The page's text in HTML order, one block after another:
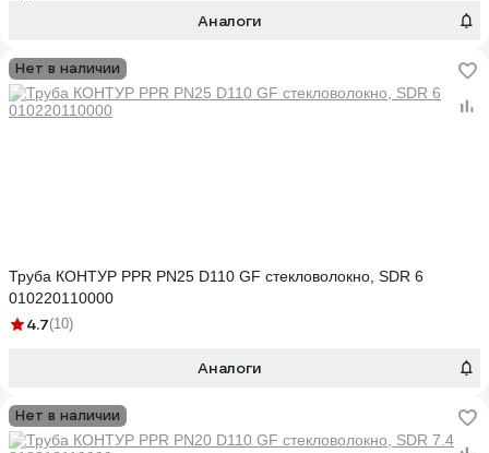
Аналоги
Нет в наличии
Труба КОНТУР PPR PN25 D110 GF стекловолокно, SDR 6
010220110000
4.7(10)
Аналоги
Нет в наличии